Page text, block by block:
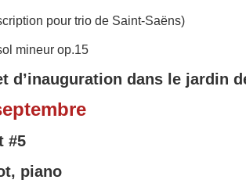
pour trio de Saint-Saëns)
mineur op.15
d’inauguration dans le jardin
#5
piano